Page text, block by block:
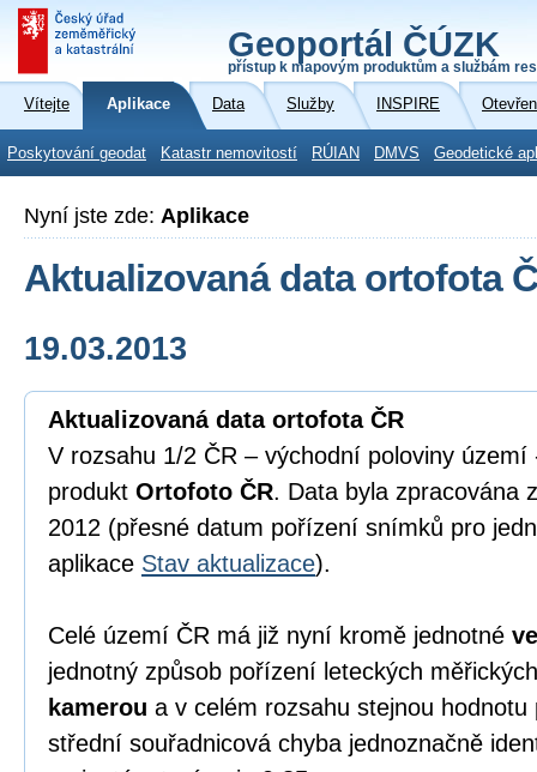
Geoportál ČÚZK
přístup k mapovým produktům a službám
Vítejte Aplikace Data Služby INSPIRE
Poskytování geodat Katastr nemovitostí RÚIAN DMVS Geodetické
Nyní jste zde: Aplikace
Aktualizovaná data ortofota
19.03.2013
Aktualizovaná data ortofota ČR
V rozsahu 1/2 ČR – východní poloviny území
produkt Ortofoto ČR. Data byla zpracována
2012 (přesné datum pořízení snímků pro
aplikace Stav aktualizace).
Celé území ČR má již nyní kromě jednotné
jednotný způsob pořízení leteckých
kamerou a v celém rozsahu stejnou hodnotu
střední souřadnicová chyba jednoznačně